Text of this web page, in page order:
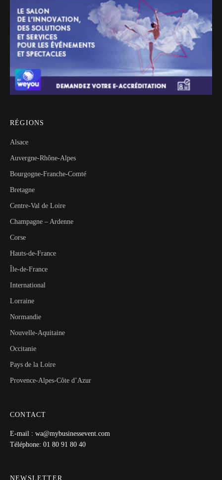
RÉGIONS
Alsace
Auvergne-Rhône-Alpes
Bourgogne-Franche-Comté
Bretagne
Centre-Val de Loire
Champagne – Ardenne
Corse
Hauts-de-France
Île-de-France
International
Lorraine
Normandie
Nouvelle-Aquitaine
Occitanie
Pays de la Loire
Provence-Alpes-Côte d’Azur
CONTACT
E-mail : wa@mybusinessevent.com
Téléphone: 01 80 91 80 40
NEWSLETTER